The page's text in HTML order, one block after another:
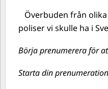
Överbuden från
poliser vi skulle ha i
Börja prenumerera för
Starta din prenumeration